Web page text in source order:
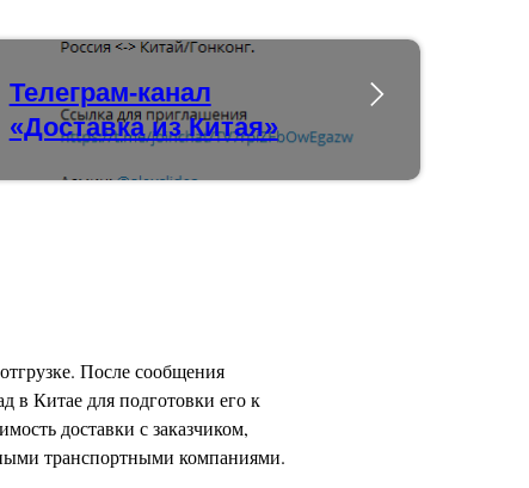
Телеграм-канал
«Доставка из Китая»
После сообщения
в Китае для подготовки его к
доставки с заказчиком,
транспортными компаниями.